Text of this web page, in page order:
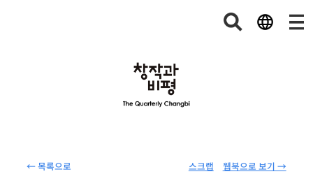
← 목록으로 웹북으로 보기 →
스크랩